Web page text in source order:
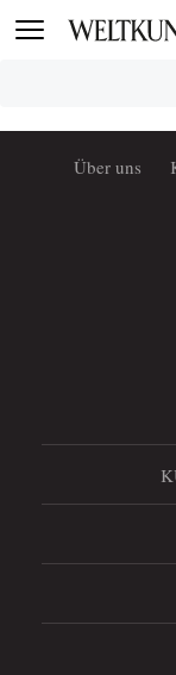
Toggle
Über uns